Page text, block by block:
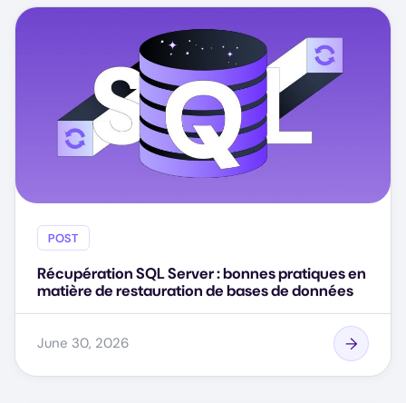
POST
Récupération SQL Server : bonnes pratiques en
matière de restauration de bases de données
June 30, 2026